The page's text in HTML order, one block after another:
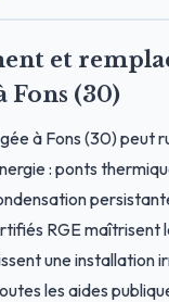
et
Fons (30)
à Fons (30) peut
: ponts
RGE maîtrisent
une installation
les aides